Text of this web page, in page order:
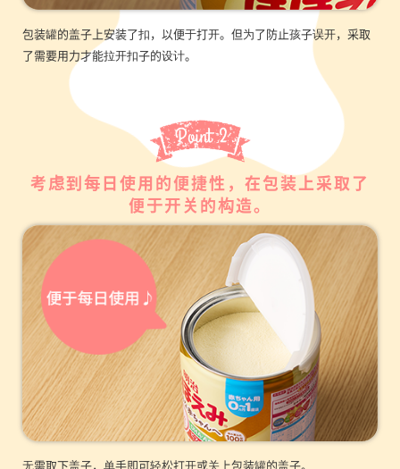
包装罐的盖子上安装了扣，以便于打开。但为了防止孩子误开，采取
了需要用力才能拉开扣子的设计。
考虑到每日使用的便捷性，在包装上采取了
便于开关的构造。
无需取下盖子，单手即可轻松打开或关上包装罐的盖子。